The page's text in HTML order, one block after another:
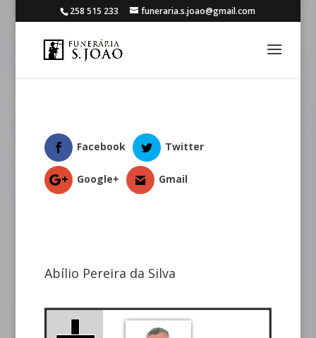
258 515 233 funeraria.s.joao@gmail.com
Facebook Twitter
Google+ Gmail
Abílio Pereira da Silva